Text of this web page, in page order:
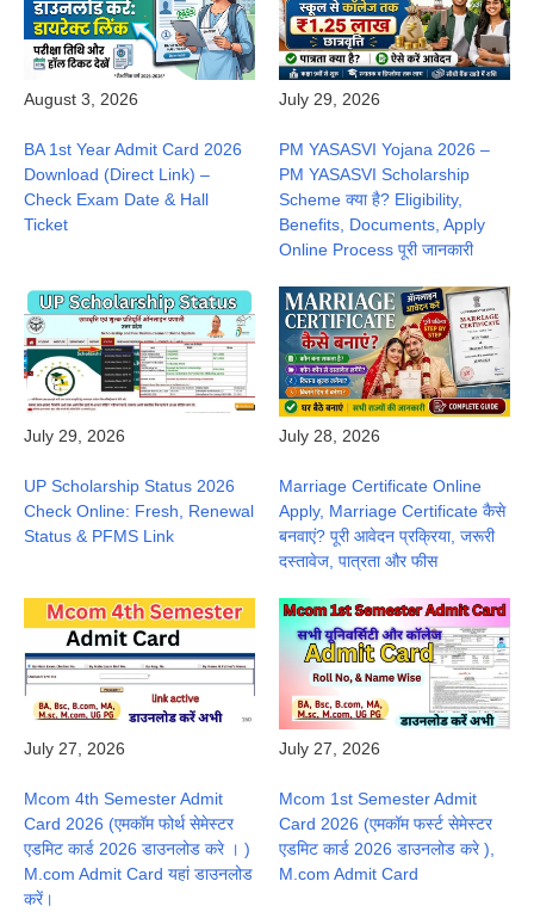
August 3, 2026
BA 1st Year Admit Card 2026
Download (Direct Link) –
Check Exam Date & Hall
Ticket
July 29, 2026
PM YASASVI Yojana 2026 –
PM YASASVI Scholarship
Scheme क्या है? Eligibility,
Benefits, Documents, Apply
Online Process पूरी जानकारी
July 29, 2026
UP Scholarship Status 2026
Check Online: Fresh, Renewal
Status & PFMS Link
July 28, 2026
Marriage Certificate Online
Apply, Marriage Certificate कैसे
बनवाएं? पूरी आवेदन प्रक्रिया, जरूरी
दस्तावेज, पात्रता और फीस
July 27, 2026
Mcom 4th Semester Admit
Card 2026 (एमकॉम फोर्थ सेमेस्टर
एडमिट कार्ड 2026 डाउनलोड करे । )
M.com Admit Card यहां डाउनलोड
करें।
July 27, 2026
Mcom 1st Semester Admit
Card 2026 (एमकॉम फर्स्ट सेमेस्टर
एडमिट कार्ड 2026 डाउनलोड करे ),
M.com Admit Card